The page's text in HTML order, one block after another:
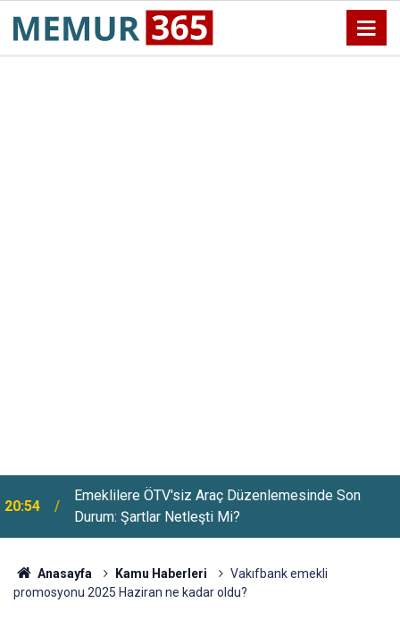
20:54
Emeklilere ÖTV'siz Araç Düzenlemesinde Son
Durum: Şartlar Netleşti Mi?
Anasayfa Kamu Haberleri
Vakıfbank emekli
promosyonu 2025 Haziran ne kadar oldu?